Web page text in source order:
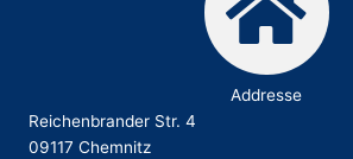
Addresse
Reichenbrander Str. 4
09117 Chemnitz